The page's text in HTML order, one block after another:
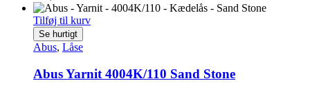
Tilføj til kurv
Se hurtigt
Abus, Låse
Abus Yarnit 4004K/110 Sand Stone